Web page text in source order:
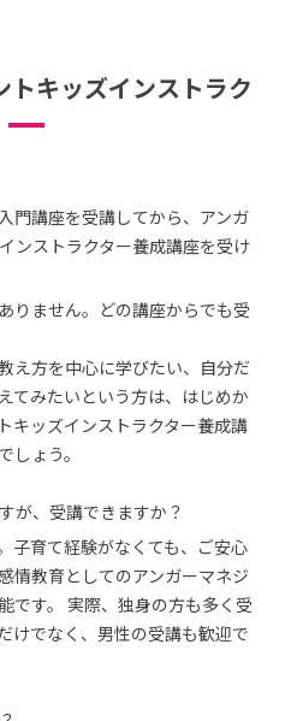
トキッズインストラク
門講座を受講してから、アンガ
ンストラクター養成講座を受け
りません。どの講座からでも受
え方を中心に学びたい、自分だ
てみたいという方は、はじめか
キッズインストラクター養成講
しょう。
が、受講できますか？
子育て経験がなくても、ご安心
情教育としてのアンガーマネジ
です。 実際、独身の方も多く受
けでなく、男性の受講も歓迎で